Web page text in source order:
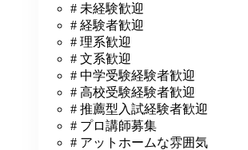
# 未経験歓迎
# 経験者歓迎
# 理系歓迎
# 文系歓迎
# 中学受験経験者歓迎
# 高校受験経験者歓迎
# 推薦型入試経験者歓迎
# プロ講師募集
# アットホームな雰囲気